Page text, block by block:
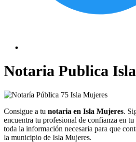
Notaria Publica
Consigue a tu notaria en Isla Mujeres.
encuentra tu profesional de confianza en
toda la información necesaria para que
la municipio de Isla Mujeres.